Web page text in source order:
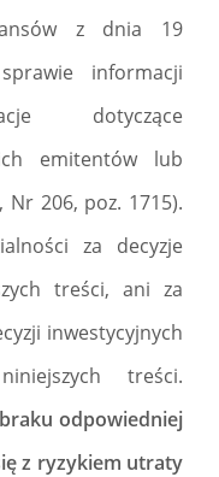
z dnia 19
informacji
dotyczące
emitentów lub
Nr 206, poz. 1715).
za decyzje
treści, ani za
inwestycyjnych
treści.
odpowiedniej
z ryzykiem utraty